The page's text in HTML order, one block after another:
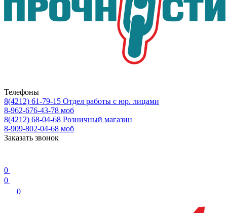
Телефоны
8(4212) 61-79-15 Отдел работы с юр. лицами
8-962-676-43-78 моб
8(4212) 68-04-68 Розничный магазин
8-909-802-04-68 моб
Заказать звонок
0
0
0